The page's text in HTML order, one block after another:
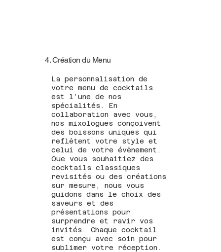
4. Création du Menu
La personnalisation de
votre menu de cocktails
est l’une de nos
spécialités. En
collaboration avec vous,
nos mixologues conçoivent
des boissons uniques qui
reflètent votre style et
celui de votre évènement.
Que vous souhaitiez des
cocktails classiques
revisités ou des créations
sur mesure, nous vous
guidons dans le choix des
saveurs et des
présentations pour
surprendre et ravir vos
invités. Chaque cocktail
est conçu avec soin pour
sublimer votre réception.